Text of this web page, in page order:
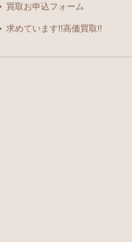
買取お申込フォーム
求めています!!高価買取!!